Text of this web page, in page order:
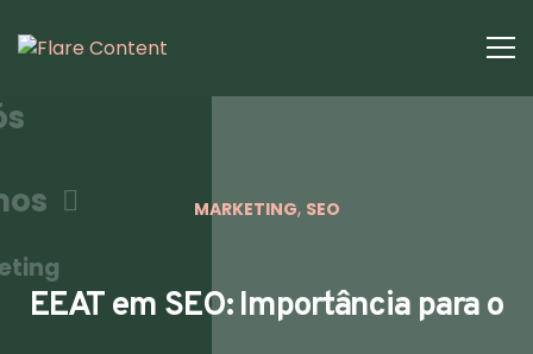
MARKETING, SEO
EEAT em SEO: Importância para o